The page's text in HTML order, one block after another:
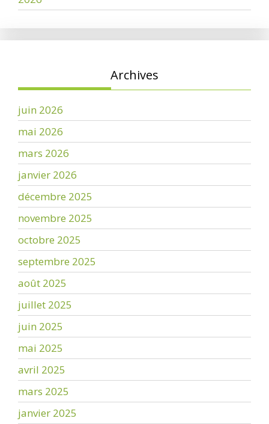
Archives
juin 2026
mai 2026
mars 2026
janvier 2026
décembre 2025
novembre 2025
octobre 2025
septembre 2025
août 2025
juillet 2025
juin 2025
mai 2025
avril 2025
mars 2025
janvier 2025